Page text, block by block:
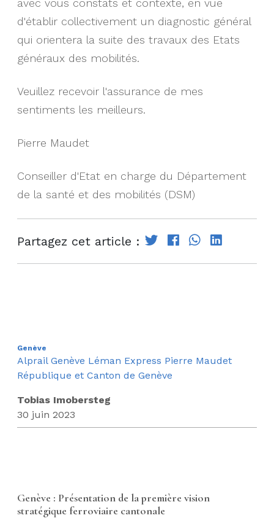
Genève
Alprail Genève Léman Express Pierre Maudet
République et Canton de Genève
Tobias Imobersteg
30 juin 2023
avec vous constats et contexte, en vue
d'établir collectivement un diagnostic général
qui orientera la suite des travaux des Etats
généraux des mobilités.
Veuillez recevoir l'assurance de mes
sentiments les meilleurs.
Pierre Maudet
Conseiller d'Etat en charge du Département
de la santé et des mobilités (DSM)
Partagez cet article :
Genève : Présentation de la première vision
stratégique ferroviaire cantonale